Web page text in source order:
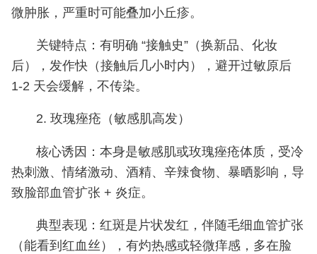
微肿胀，严重时可能叠加小丘疹。
关键特点：有明确 “接触史”（换新品、化妆
后），发作快（接触后几小时内），避开过敏原后
1-2 天会缓解，不传染。
2. 玫瑰痤疮（敏感肌高发）
核心诱因：本身是敏感肌或玫瑰痤疮体质，受冷
热刺激、情绪激动、酒精、辛辣食物、暴晒影响，导
致脸部血管扩张 + 炎症。
典型表现：红斑是片状发红，伴随毛细血管扩张
（能看到红血丝），有灼热感或轻微痒感，多在脸